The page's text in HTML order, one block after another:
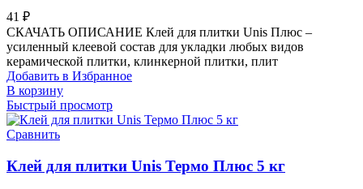
41 ₽
СКАЧАТЬ ОПИСАНИЕ Клей для плитки Unis Плюс –
усиленный клеевой состав для укладки любых видов
керамической плитки, клинкерной плитки, плит
Добавить в Избранное
В корзину
Быстрый просмотр
Сравнить
Клей для плитки Unis Термо Плюс 5 кг